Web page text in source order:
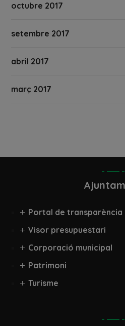
octubre 2017
setembre 2017
abril 2017
març 2017
Portal de transparència
Visor presupuestari
Corporació municipal
Patrimoni
Turisme